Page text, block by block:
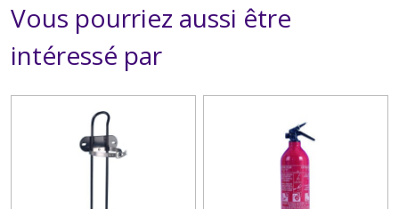
Vous pourriez aussi être
intéressé par